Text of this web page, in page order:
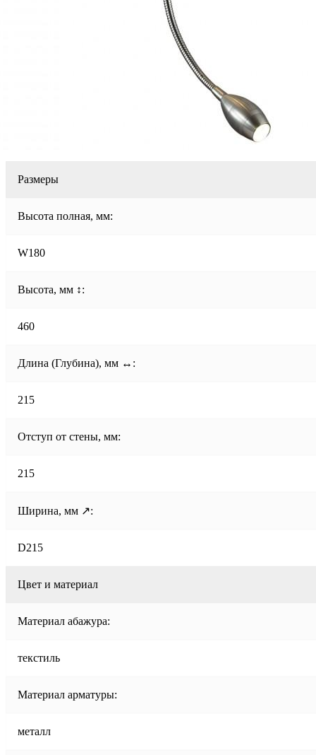
Размеры
Высота полная, мм:
W180
Высота, мм ↕:
460
Длина (Глубина), мм ↔:
215
Отступ от стены, мм:
215
Ширина, мм ↗:
D215
Цвет и материал
Материал абажура:
текстиль
Материал арматуры:
металл